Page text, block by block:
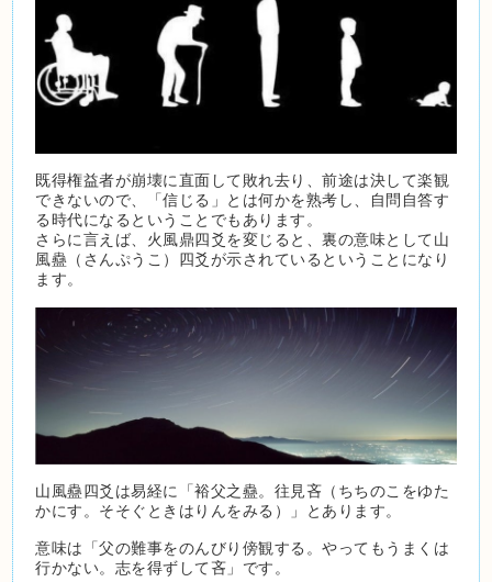
既得権益者が崩壊に直面して敗れ去り、前途は決して楽観
できないので、「信じる」とは何かを熟考し、自問自答す
る時代になるということでもあります。
さらに言えば、火風鼎四爻を変じると、裏の意味として山
風蠱（さんぷうこ）四爻が示されているということになり
ます。
山風蠱四爻は易経に「裕父之蠱。往見吝（ちちのこをゆた
かにす。そそぐときはりんをみる）」とあります。
意味は「父の難事をのんびり傍観する。やってもうまくは
行かない。志を得ずして吝」です。